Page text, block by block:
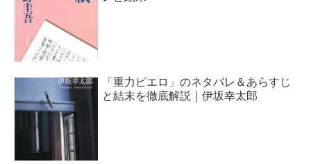
「重力ピエロ」のネタバレ＆あらすじ
と結末を徹底解説｜伊坂幸太郎